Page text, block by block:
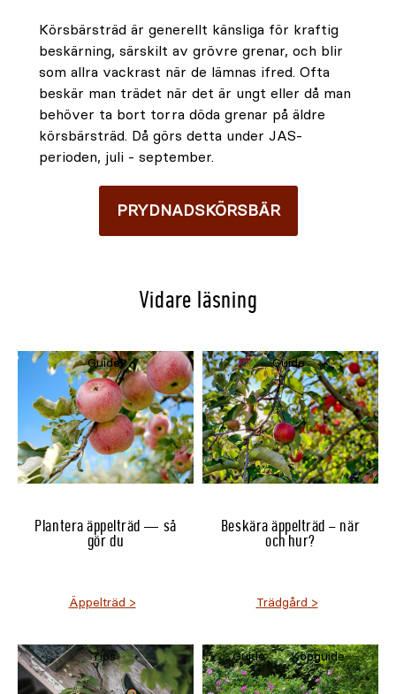
Körsbärsträd är generellt känsliga för kraftig
beskärning, särskilt av grövre grenar, och blir
som allra vackrast när de lämnas ifred. Ofta
beskär man trädet när det är ungt eller då man
behöver ta bort torra döda grenar på äldre
körsbärsträd. Då görs detta under JAS-
perioden, juli - september.
PRYDNADSKÖRSBÄR
Vidare läsning
Plantera äppelträd — så
gör du
Guide
Äppelträd
Beskära äppelträd – när
och hur?
Guide
Trädgård
Tips Guide Köpguide